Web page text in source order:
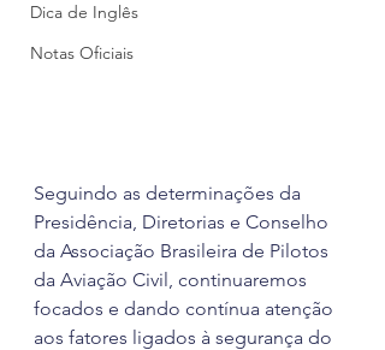
Dica de Inglês
Notas Oficiais
Seguindo as determinações da
Presidência, Diretorias e Conselho
da Associação Brasileira de Pilotos
da Aviação Civil, continuaremos
focados e dando contínua atenção
aos fatores ligados à segurança do